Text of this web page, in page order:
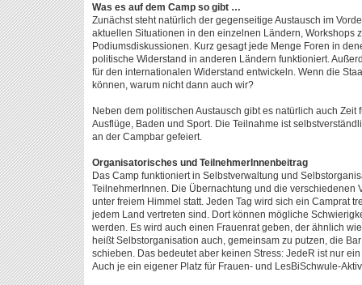
Was es auf dem Camp so gibt …
Zunächst steht natürlich der gegenseitige Austausch im
aktuellen Situationen in den einzelnen Ländern, Workshops
Podiumsdiskussionen. Kurz gesagt jede Menge Foren in
politische Widerstand in anderen Ländern funktioniert.
für den internationalen Widerstand entwickeln. Wenn die
können, warum nicht dann auch wir?
Neben dem politischen Austausch gibt es natürlich auch Zeit
Ausflüge, Baden und Sport. Die Teilnahme ist
an der Campbar gefeiert.
Organisatorisches und TeilnehmerInnenbeitrag
Das Camp funktioniert in Selbstverwaltung und
TeilnehmerInnen. Die Übernachtung und die verschiedenen
unter freiem Himmel statt. Jeden Tag wird sich ein Camprat
jedem Land vertreten sind. Dort können mögliche
werden. Es wird auch einen Frauenrat geben, der ähnlich
heißt Selbstorganisation auch, gemeinsam zu putzen, die
schieben. Das bedeutet aber keinen Stress: JedeR ist nur
Auch je ein eigener Platz für Frauen- und LesBiSchwule-